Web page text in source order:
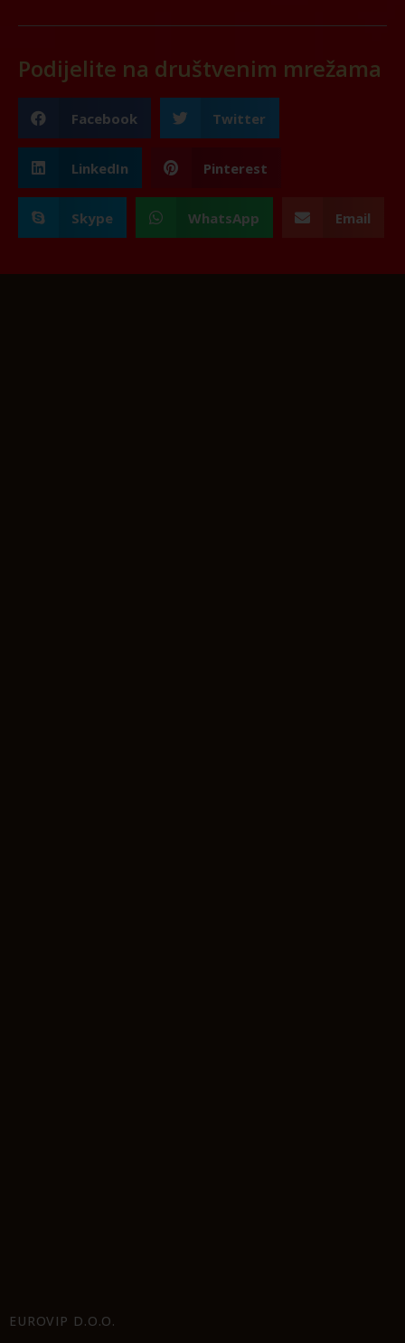
Podijelite na društvenim mrežama
Facebook Twitter
LinkedIn Pinterest
Skype WhatsApp Email
EUROVIP D.O.O.